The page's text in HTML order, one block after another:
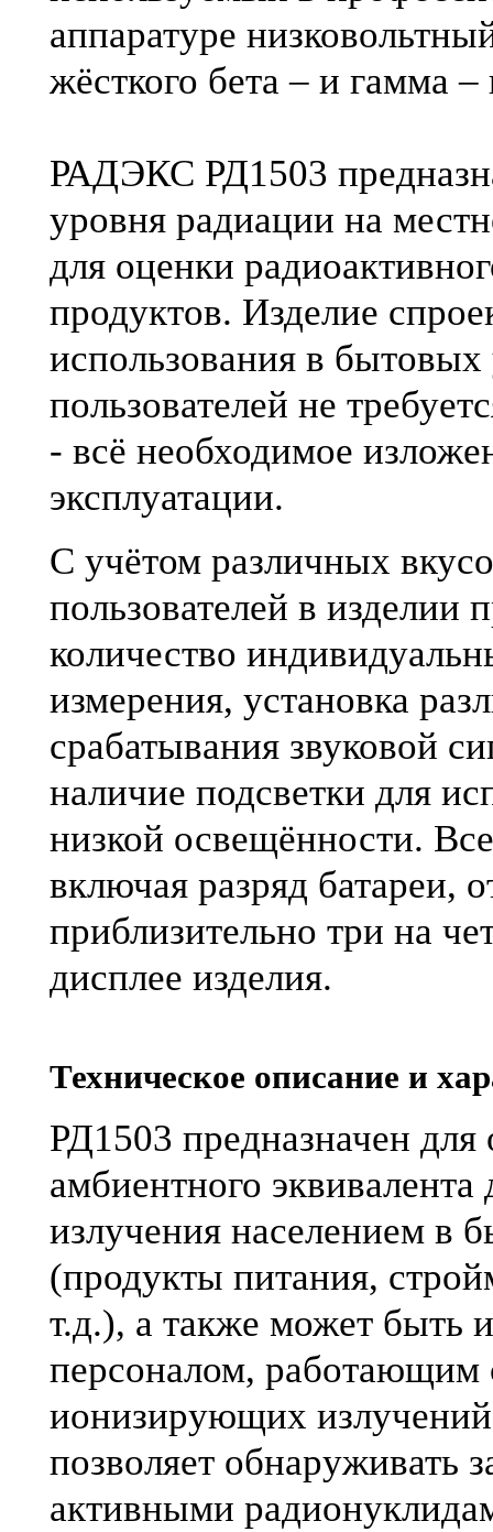
аппаратуре
жёсткого бета – и гамма
РАДЭКС РД1503
уровня радиации на
для оценки
продуктов. Изделие
использования в
пользователей не
- всё необходимое
эксплуатации.
С учётом различных
пользователей в изделии
количество
измерения, установка
срабатывания звуковой
наличие подсветки для
низкой освещённости.
включая разряд батареи,
приблизительно три на
дисплее изделия.
Техническое описание и
РД1503 предназначен
амбиентного
излучения населением в
(продукты питания,
т.д.), а также может быть
персоналом, работающим
ионизирующих
позволяет обнаруживать
активными